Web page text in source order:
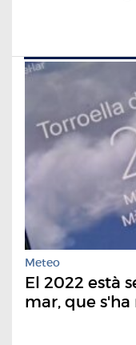
Meteo
El 2022 està
mar, que